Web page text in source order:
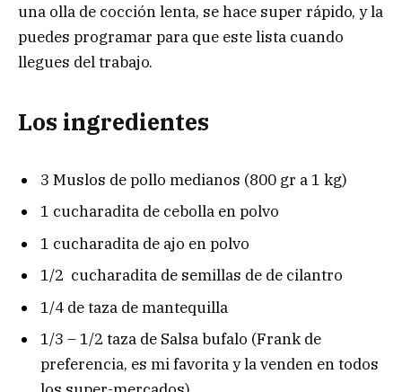
una olla de cocción lenta, se hace super rápido, y la
puedes programar para que este lista cuando
llegues del trabajo.
Los ingredientes
3 Muslos de pollo medianos (800 gr a 1 kg)
1 cucharadita de cebolla en polvo
1 cucharadita de ajo en polvo
1/2 cucharadita de semillas de de cilantro
1/4 de taza de mantequilla
1/3 – 1/2 taza de Salsa bufalo (Frank de
preferencia, es mi favorita y la venden en todos